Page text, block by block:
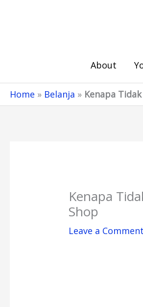
About
Home » Belanja » Kenapa
Kenapa
Shop
Leave a Comment